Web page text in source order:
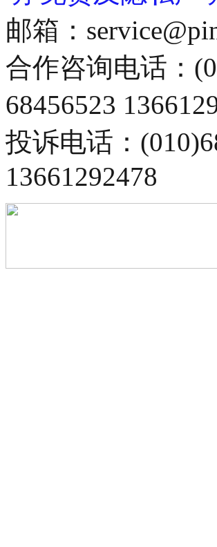
邮箱：
合作咨询电话：
68456523
投诉电话：
13661292478